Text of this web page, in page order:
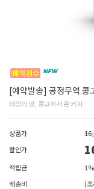
[예약발송] 공정무역
태양의 땅, 콩고에서 온 커피
상품가
할인가
적립금
1%
배송비
(